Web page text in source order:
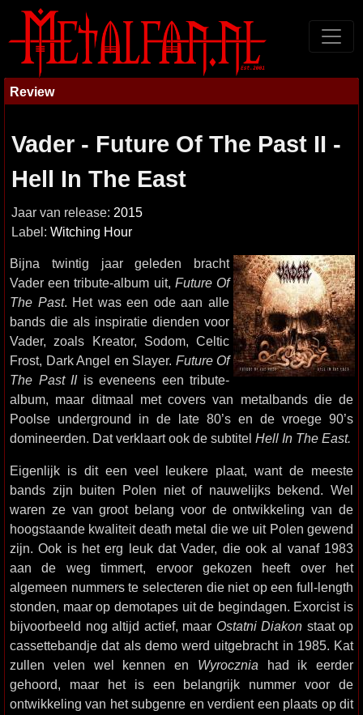
Review
Vader - Future Of The Past II -
Hell In The East
Jaar van release: 2015
Label: Witching Hour
Bijna twintig jaar geleden bracht
Vader een tribute-album uit, Future Of
The Past. Het was een ode aan alle
bands die als inspiratie dienden voor
Vader, zoals Kreator, Sodom, Celtic
Frost, Dark Angel en Slayer. Future Of
The Past IIis eveneens een tribute-
album, maar ditmaal met covers van metalbands die de
Poolse underground in de late 80’s en de vroege 90’s
domineerden. Dat verklaart ook de subtitel Hell In The East.
Eigenlijk is dit een veel leukere plaat, want de meeste
bands zijn buiten Polen niet of nauwelijks bekend. Wel
waren ze van groot belang voor de ontwikkeling van de
hoogstaande kwaliteit death metal die we uit Polen gewend
zijn. Ook is het erg leuk dat Vader, die ook al vanaf 1983
aan de weg timmert, ervoor gekozen heeft over het
algemeen nummers te selecteren die niet op een full-length
stonden, maar op demotapes uit de begindagen. Exorcist is
bijvoorbeeld nog altijd actief, maar Ostatni Diakon staat op
cassettebandje dat als demo werd uitgebracht in 1985. Kat
zullen velen wel kennen en Wyrocznia had ik eerder
gehoord, maar het is een belangrijk nummer voor de
ontwikkeling van het subgenre en verdient een plaats op dit